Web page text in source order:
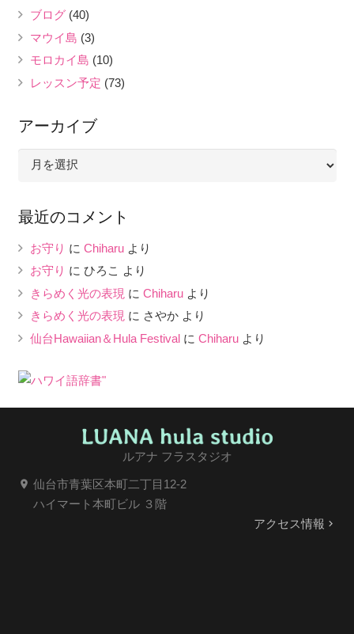
ブログ(40)
マウイ島 (3)
モロカイ島 (10)
レッスン予定 (73)
アーカイブ
イ
最近のコメント
お守り に Chiharuより
お守り に ひろこ より
きらめく光の表現 に Chiharuより
きらめく光の表現 に さやかより
仙台Hawaiian＆Hula Festivalに Chiharuより
ルアナ フラスタジオ
location_on 仙台市青葉区本町二丁目12-2
ハイマート本町ビル ３階
アクセス情報 keyboard_arrow_right